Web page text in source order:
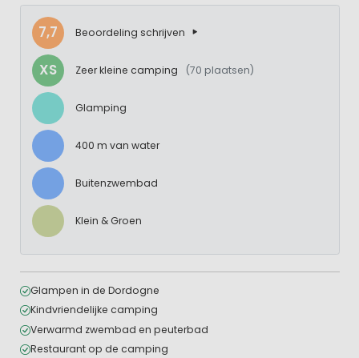
7,7 Beoordeling schrijven
XS Zeer kleine camping (70 plaatsen)
Glamping
400 m van water
Buitenzwembad
Klein & Groen
Glampen in de Dordogne
Kindvriendelijke camping
Verwarmd zwembad en peuterbad
Restaurant op de camping